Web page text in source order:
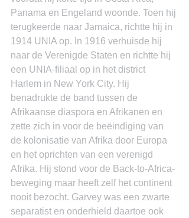
Panama en Engeland woonde. Toen hij
terugkeerde naar Jamaica, richtte hij in
1914 UNIA op. In 1916 verhuisde hij
naar de Verenigde Staten en richtte hij
een UNIA-filiaal op in het district
Harlem in New York City. Hij
benadrukte de band tussen de
Afrikaanse diaspora en Afrikanen en
zette zich in voor de beëindiging van
de kolonisatie van Afrika door Europa
en het oprichten van een verenigd
Afrika. Hij stond voor de Back-to-Africa-
beweging maar heeft zelf het continent
nooit bezocht. Garvey was een zwarte
separatist en onderhield daartoe ook